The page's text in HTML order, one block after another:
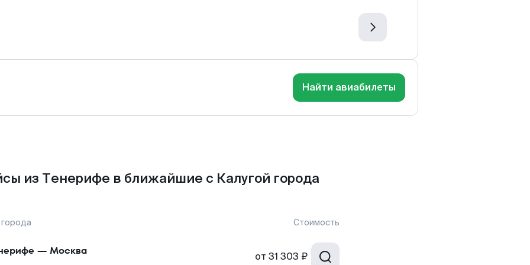
Найти авиабилеты
из Тенерифе в ближайшие с Калугой города
Стоимость
— Москва от 31 303 ₽